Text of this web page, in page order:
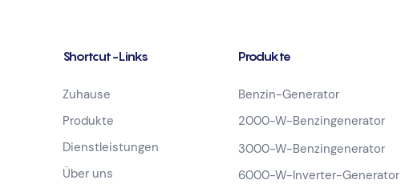
Shortcut-Links
Zuhause
Produkte
Dienstleistungen
Über uns
Produkte
Benzin-Generator
2000-W-Benzingenerator
3000-W-Benzingenerator
6000-W-Inverter-Generator